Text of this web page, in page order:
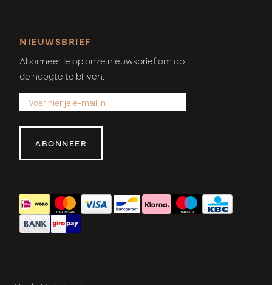
NIEUWSBRIEF
Abonneer je op onze nieuwsbrief om op
de hoogte te blijven.
ABONNEER